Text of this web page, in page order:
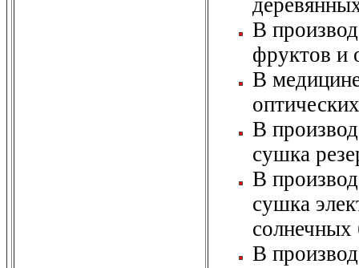
В
фруктов и
В
В
сушка
В
сушка
солнечных
В